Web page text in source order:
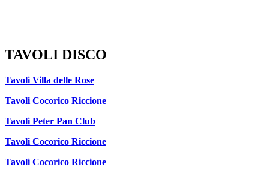
TAVOLI DISCO
Tavoli Villa delle Rose
Tavoli Cocorico Riccione
Tavoli Peter Pan Club
Tavoli Cocorico Riccione
Tavoli Cocorico Riccione